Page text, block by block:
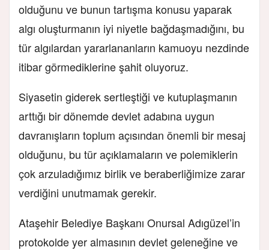
olduğunu ve bunun tartışma konusu yaparak
algı oluşturmanın iyi niyetle bağdaşmadığını, bu
tür algılardan yararlananların kamuoyu nezdinde
itibar görmediklerine şahit oluyoruz.
Siyasetin giderek sertleştiği ve kutuplaşmanın
arttığı bir dönemde devlet adabına uygun
davranışların toplum açısından önemli bir mesaj
olduğunu, bu tür açıklamaların ve polemiklerin
çok arzuladığımız birlik ve beraberliğimize zarar
verdiğini unutmamak gerekir.
Ataşehir Belediye Başkanı Onursal Adıgüzel’in
protokolde yer almasının devlet geleneğine ve